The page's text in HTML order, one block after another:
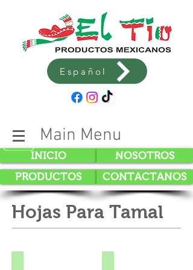
Español
Main Menu
INICIO
NOSOTROS
PRODUCTOS
CONTACTANOS
Hojas Para Tamal